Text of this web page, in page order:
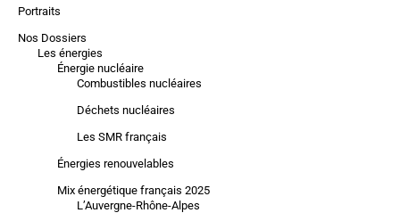
Portraits
Nos Dossiers
Les énergies
Énergie nucléaire
Combustibles nucléaires
Déchets nucléaires
Les SMR français
Énergies renouvelables
Mix énergétique français 2025
L’Auvergne-Rhône-Alpes